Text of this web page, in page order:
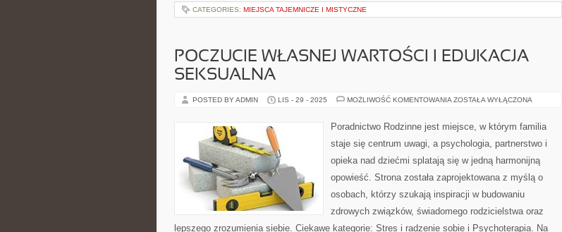
CATEGORIES: MIEJSCA TAJEMNICZE I MISTYCZNE
POCZUCIE WŁASNEJ WARTOŚCI I EDUKACJA
SEKSUALNA
POSTED BY ADMIN LIS - 29 - 2025 MOŻLIWOŚĆ KOMENTOWANIA POCZUCIE
EDUKACJA
ZOSTAŁA WYŁĄCZONA
Poradnictwo Rodzinne jest miejsce, w którym familia
staje się centrum uwagi, a psychologia, partnerstwo i
opieka nad dziećmi splatają się w jedną harmonijną
opowieść. Strona została zaprojektowana z myślą o
osobach, którzy szukają inspiracji w budowaniu
zdrowych związków, świadomego rodzicielstwa oraz
lepszego zrozumienia siebie. Ciekawe kategorie: Stres i radzenie sobie i Psychoterapia. Na